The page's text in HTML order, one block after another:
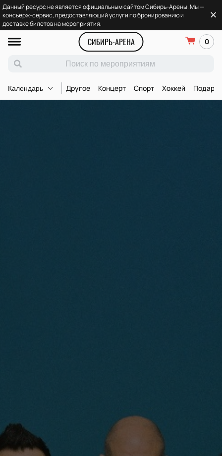
Данный ресурс не является официальным сайтом Сибирь-Арены. Мы —
консьерж-сервис, предоставляющий услуги по бронированию и
доставке билетов на мероприятия.
СИБИРЬ-АРЕНА 0
Календарь Другое Концерт Спорт Хоккей